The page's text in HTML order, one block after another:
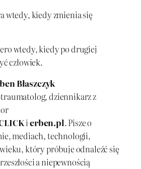
wtedy, kiedy zmienia się
wtedy, kiedy po drugiej
człowiek.
Błaszczyk
dziennikarz z
ierben.pl. Pisze o
mediach, technologii,
który próbuje odnaleźć się
a niepewnością